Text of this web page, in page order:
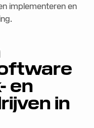
implementeren en
en
in